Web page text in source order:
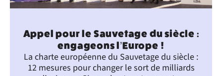
Appel pour le Sauvetage du siècle :
engageons l’Europe !
La charte européenne du Sauvetage du siècle :
12 mesures pour changer le sort de milliards